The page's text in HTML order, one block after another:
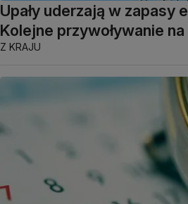
Upały uderzają w zapasy
Kolejne przywoływanie
Z KRAJU